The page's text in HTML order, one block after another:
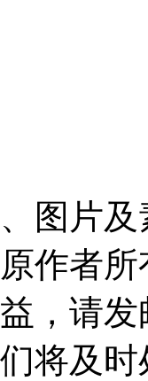
图片
作者
，请发
将及时